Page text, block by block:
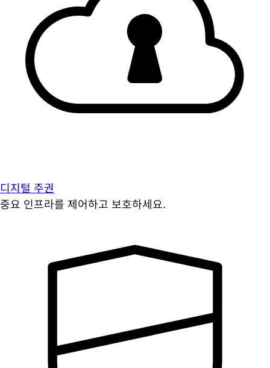
디지털 주권
중요 인프라를 제어하고 보호하세요.